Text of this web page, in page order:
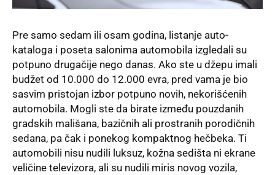
Pre samo sedam ili osam godina, listanje auto-
kataloga i poseta salonima automobila izgledali su
potpuno drugačije nego danas. Ako ste u džepu imali
budžet od 10.000 do 12.000 evra, pred vama je bio
sasvim pristojan izbor potpuno novih, nekorišćenih
automobila. Mogli ste da birate između pouzdanih
gradskih mališana, bazičnih ali prostranih porodičnih
sedana, pa čak i ponekog kompaktnog hečbeka. Ti
automobili nisu nudili luksuz, kožna sedišta ni ekrane
veličine televizora, ali su nudili miris novog vozila,